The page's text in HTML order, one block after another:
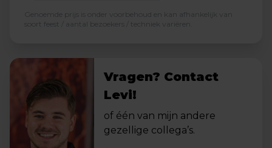
Genoemde prijs is onder voorbehoud en kan afhankelijk van
soort feest / aantal bezoekers / techniek variëren.
Vragen? Contact
Levi!
of één van mijn andere
gezellige collega’s.